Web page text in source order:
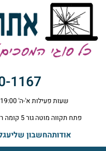
1167
שעות פעילות א'-ה' 10:00-19:00 שישי 10:00-14:00
פתח תקווה מוטה גור 5 קומה ראשונה ימינה מהמעלית עד הסוף
אודותהחשבון שלי